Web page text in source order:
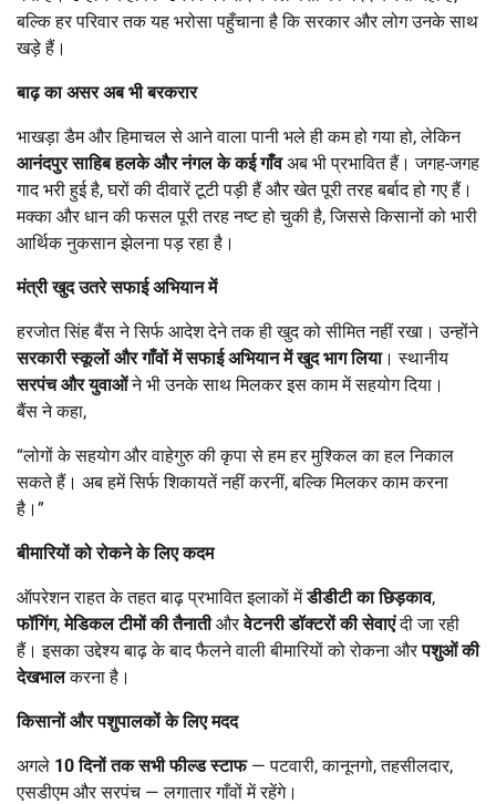
बल्कि हर परिवार तक यह भरोसा पहुँचाना है कि सरकार और लोग उनके साथ
खड़े हैं।
बाढ़ का असर अब भी बरकरार
भाखड़ा डैम और हिमाचल से आने वाला पानी भले ही कम हो गया हो, लेकिन
आनंदपुर साहिब हलके और नंगल के कई गाँवअब भी प्रभावित हैं। जगह-जगह
गाद भरी हुई है, घरों की दीवारें टूटी पड़ी हैं और खेत पूरी तरह बर्बाद हो गए हैं।
मक्का और धान की फसल पूरी तरह नष्ट हो चुकी है, जिससे किसानों को भारी
आर्थिक नुकसान झेलना पड़ रहा है।
मंत्री खुद उतरे सफाई अभियान में
हरजोत सिंह बैंस ने सिर्फ आदेश देने तक ही खुद को सीमित नहीं रखा। उन्होंने
सरकारी स्कूलों और गाँवों में सफाई अभियान में खुद भाग लिया। स्थानीय
सरपंच और युवाओंने भी उनके साथ मिलकर इस काम में सहयोग दिया।
बैंस ने कहा,
“लोगों के सहयोग और वाहेगुरु की कृपा से हम हर मुश्किल का हल निकाल
सकते हैं। अब हमें सिर्फ शिकायतें नहीं करनीं, बल्कि मिलकर काम करना
है।”
बीमारियों को रोकने के लिए कदम
ऑपरेशन राहत के तहत बाढ़ प्रभावित इलाकों मेंडीडीटी का छिड़काव,
फॉगिंग,मेडिकल टीमों की तैनातीऔरवेटनरी डॉक्टरों की सेवाएंदी जा रही
हैं। इसका उद्देश्य बाढ़ के बाद फैलने वाली बीमारियों को रोकना औरपशुओं की
देखभालकरना है।
किसानों और पशुपालकों के लिए मदद
अगले 10दिनों तक सभी फील्ड स्टाफ— पटवारी, कानूनगो, तहसीलदार,
एसडीएम और सरपंच — लगातार गाँवों में रहेंगे।